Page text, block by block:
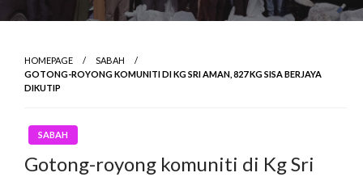
HOMEPAGE
SABAH
GOTONG-ROYONG KOMUNITI DI KG SRI AMAN, 827 KG SISA BERJAYA
DIKUTIP
SABAH
Gotong-royong komuniti di Kg Sri